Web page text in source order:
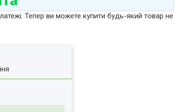
Тепер ви можете купити будь-який товар не